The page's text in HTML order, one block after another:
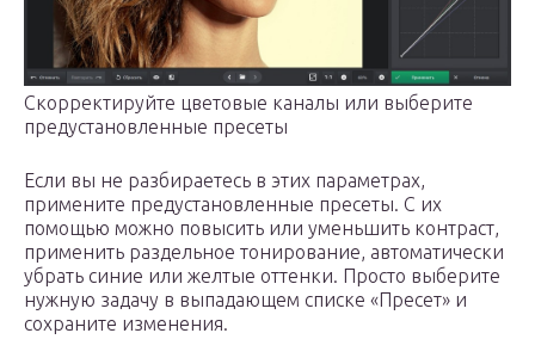
Скорректируйте цветовые каналы или выберите
предустановленные пресеты
Если вы не разбираетесь в этих параметрах,
примените предустановленные пресеты. С их
помощью можно повысить или уменьшить контраст,
применить раздельное тонирование, автоматически
убрать синие или желтые оттенки. Просто выберите
нужную задачу в выпадающем списке «Пресет» и
сохраните изменения.